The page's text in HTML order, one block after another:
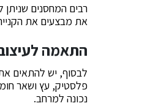
רבים המחסנים שניתן
את מבצעים את
התאמה
לבסוף, יש להתאים
פלסטיק, עץ ושאר
נכונה למרחב.